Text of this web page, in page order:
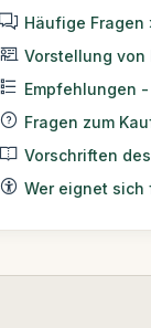
Häufige Fragen
Vorstellung von
Empfehlungen
Fragen zum
Vorschriften
Wer eignet sich